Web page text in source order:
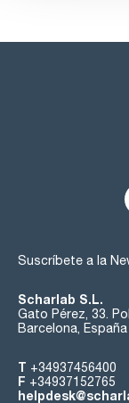
Suscríbete a la
Scharlab S.L.
Gato Pérez, 33.
Barcelona, España
T +34937456400
F +34937152765